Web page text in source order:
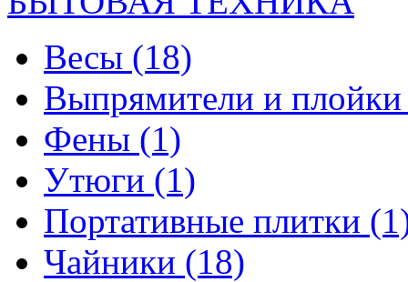
Весы (18)
Выпрямители и
Фены (1)
Утюги (1)
Портативные плитки
Чайники (18)